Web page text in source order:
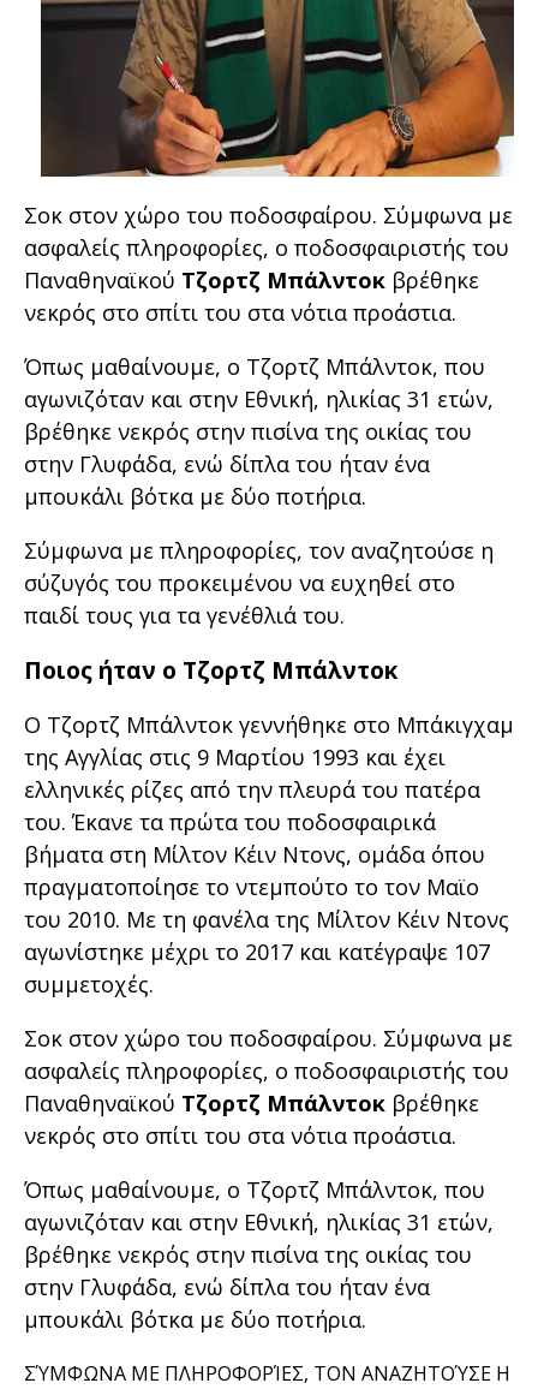
Σοκ στον χώρο του ποδοσφαίρου. Σύμφωνα με
ασφαλείς πληροφορίες, ο ποδοσφαιριστής του
Παναθηναϊκού Τζορτζ Μπάλντοκ βρέθηκε
νεκρός στο σπίτι του στα νότια προάστια.
Όπως μαθαίνουμε, ο Τζορτζ Μπάλντοκ, που
αγωνιζόταν και στην Εθνική, ηλικίας 31 ετών,
βρέθηκε νεκρός στην πισίνα της οικίας του
στην Γλυφάδα, ενώ δίπλα του ήταν ένα
μπουκάλι βότκα με δύο ποτήρια.
Σύμφωνα με πληροφορίες, τον αναζητούσε η
σύζυγός του προκειμένου να ευχηθεί στο
παιδί τους για τα γενέθλιά του.
Ποιος ήταν ο Τζορτζ Μπάλντοκ
O Τζορτζ Μπάλντοκ γεννήθηκε στο Μπάκιγχαμ
της Αγγλίας στις 9 Μαρτίου 1993 και έχει
ελληνικές ρίζες από την πλευρά του πατέρα
του. Έκανε τα πρώτα του ποδοσφαιρικά
βήματα στη Μίλτον Κέιν Ντονς, ομάδα όπου
πραγματοποίησε το ντεμπούτο το τον Μαϊο
του 2010. Με τη φανέλα της Μίλτον Κέιν Ντονς
αγωνίστηκε μέχρι το 2017 και κατέγραψε 107
συμμετοχές.
Σοκ στον χώρο του ποδοσφαίρου. Σύμφωνα με
ασφαλείς πληροφορίες, ο ποδοσφαιριστής του
Παναθηναϊκού Τζορτζ Μπάλντοκ βρέθηκε
νεκρός στο σπίτι του στα νότια προάστια.
Όπως μαθαίνουμε, ο Τζορτζ Μπάλντοκ, που
αγωνιζόταν και στην Εθνική, ηλικίας 31 ετών,
βρέθηκε νεκρός στην πισίνα της οικίας του
στην Γλυφάδα, ενώ δίπλα του ήταν ένα
μπουκάλι βότκα με δύο ποτήρια.
ΣΎΜΦΩΝΑ ΜΕ ΠΛΗΡΟΦΟΡΊΕΣ, ΤΟΝ ΑΝΑΖΗΤΟΎΣΕ Η